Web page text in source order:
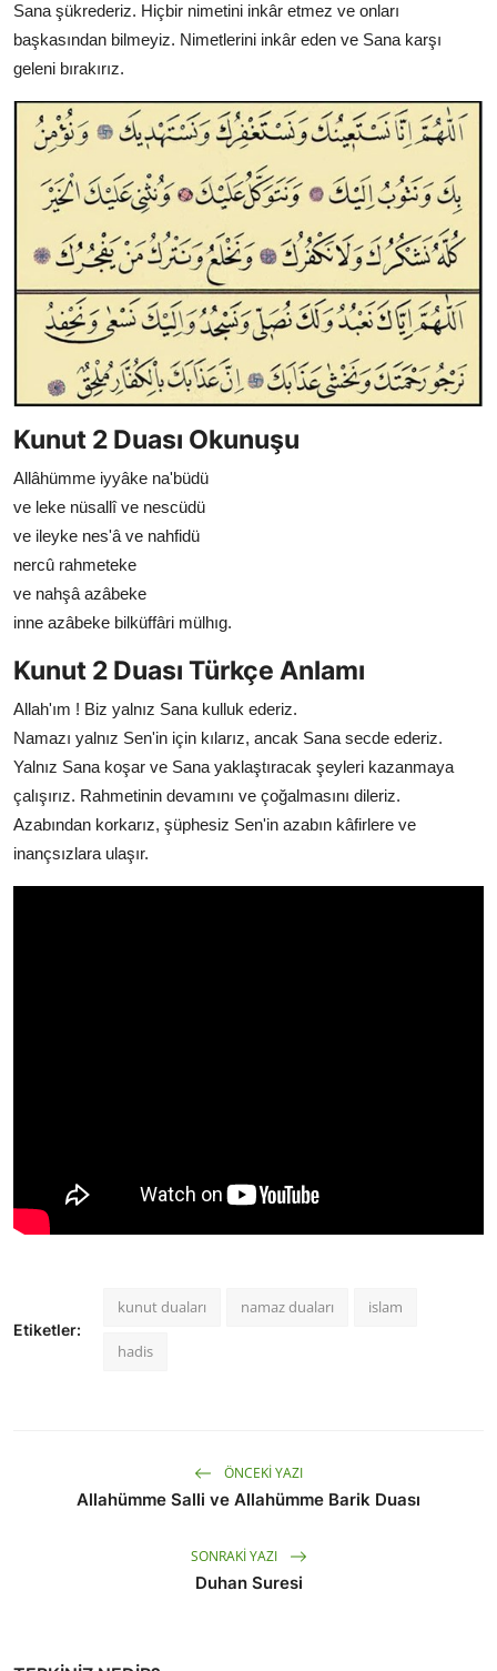
Sana şükrederiz. Hiçbir nimetini inkâr etmez ve onları
başkasından bilmeyiz. Nimetlerini inkâr eden ve Sana karşı
geleni bırakırız.
Kunut 2 Duası Okunuşu
Allâhümme iyyâke na'büdü
ve leke nüsallî ve nescüdü
ve ileyke nes'â ve nahfidü
nercû rahmeteke
ve nahşâ azâbeke
inne azâbeke bilküffâri mülhıg.
Kunut 2 Duası Türkçe Anlamı
Allah'ım ! Biz yalnız Sana kulluk ederiz.
Namazı yalnız Sen'in için kılarız, ancak Sana secde ederiz.
Yalnız Sana koşar ve Sana yaklaştıracak şeyleri kazanmaya
çalışırız. Rahmetinin devamını ve çoğalmasını dileriz.
Azabından korkarız, şüphesiz Sen'in azabın kâfirlere ve
inançsızlara ulaşır.
Etiketler:
kunut duaları namaz duaları islam
hadis
ÖNCEKI YAZI
Allahümme Salli ve Allahümme Barik Duası
SONRAKI YAZI
Duhan Suresi